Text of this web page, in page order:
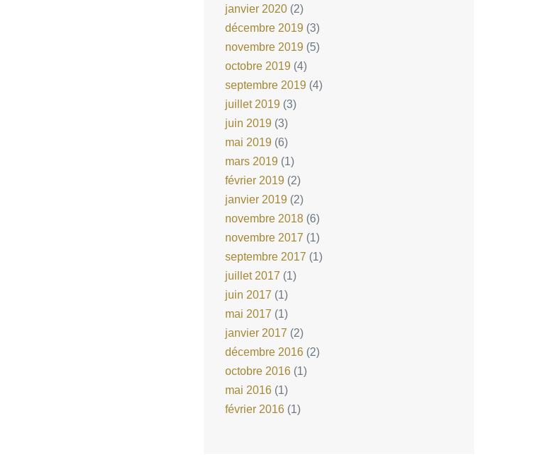
janvier 2020(2)
décembre 2019(3)
novembre 2019(5)
octobre 2019(4)
septembre 2019(4)
juillet 2019(3)
juin 2019(3)
mai 2019(6)
mars 2019(1)
février 2019(2)
janvier 2019(2)
novembre 2018(6)
novembre 2017 (1)
septembre 2017 (1)
juillet 2017 (1)
juin 2017 (1)
mai 2017 (1)
janvier 2017 (2)
décembre 2016(2)
octobre 2016(1)
mai 2016(1)
février 2016(1)